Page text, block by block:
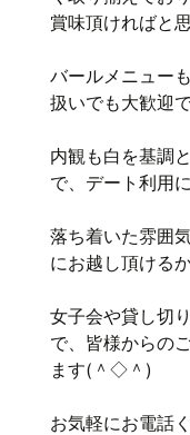
賞味頂ければと
バールメニュー
扱いでも大歓迎
内観も白を基調
で、デート利用
落ち着いた雰囲
にお越し頂ける
女子会や貸し切
で、皆様からの
ます(＾◇＾)
お気軽にお電話